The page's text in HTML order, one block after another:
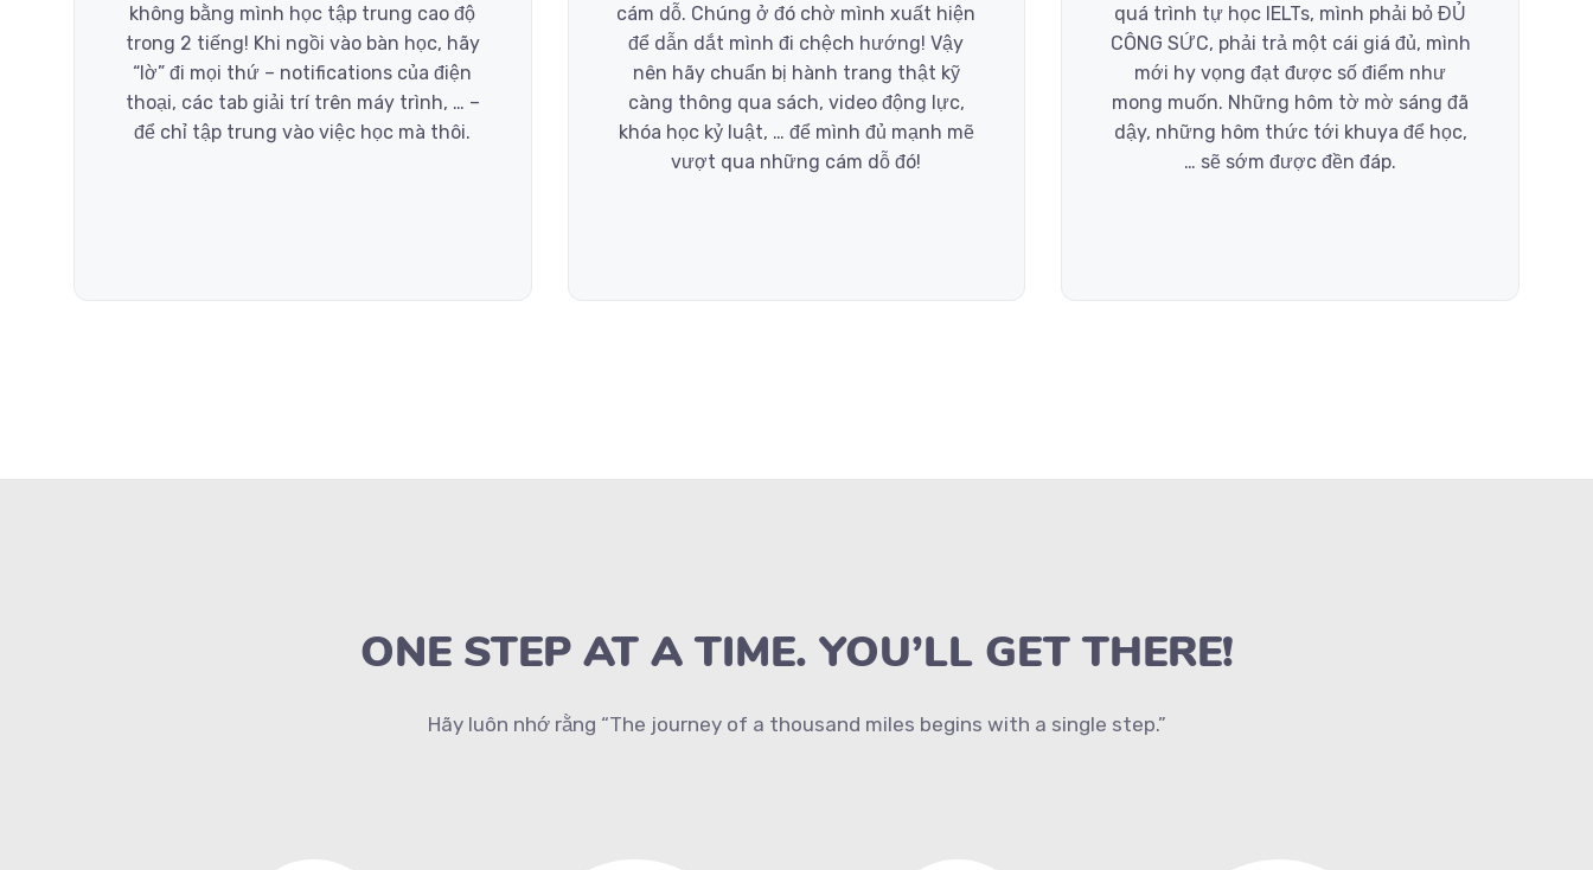
không bằng mình học tập trung cao độ
trong 2 tiếng! Khi ngồi vào bàn học, hãy
“lờ” đi mọi thứ – notifications của điện
thoại, các tab giải trí trên máy trình, … –
để chỉ tập trung vào việc học mà thôi.
cám dỗ. Chúng ở đó chờ mình xuất hiện
để dẫn dắt mình đi chệch hướng! Vậy
nên hãy chuẩn bị hành trang thật kỹ
càng thông qua sách, video động lực,
khóa học kỷ luật, … để mình đủ mạnh mẽ
vượt qua những cám dỗ đó!
quá trình tự học IELTs, mình phải bỏ ĐỦ
CÔNG SỨC, phải trả một cái giá đủ, mình
mới hy vọng đạt được số điểm như
mong muốn. Những hôm tờ mờ sáng đã
dậy, những hôm thức tới khuya để học,
… sẽ sớm được đền đáp.
ONE STEP AT A TIME. YOU’LL GET THERE!
Hãy luôn nhớ rằng “The journey of a thousand miles begins with a single step.”